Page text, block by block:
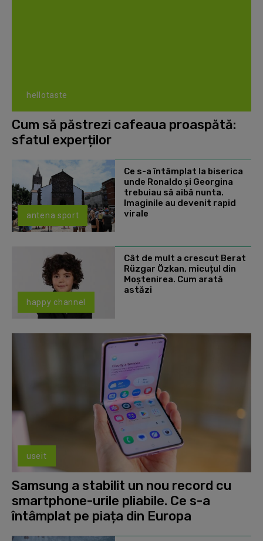
hellotaste
Cum să păstrezi cafeaua proaspătă:
sfatul experților
antena sport
Ce s-a întâmplat la biserica
unde Ronaldo şi Georgina
trebuiau să aibă nunta.
Imaginile au devenit rapid
virale
happy channel
Cât de mult a crescut Berat
Rüzgar Özkan, micuțul din
Moștenirea. Cum arată
astăzi
useit
Samsung a stabilit un nou record cu
smartphone-urile pliabile. Ce s-a
întâmplat pe piața din Europa